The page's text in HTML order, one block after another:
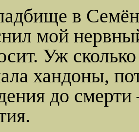
в
мой
Уж
хандоны,
до смерти